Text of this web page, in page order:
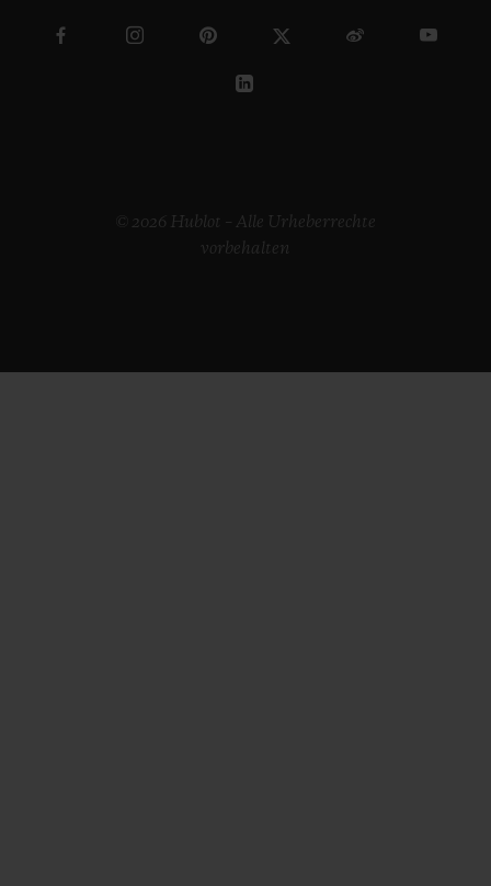
© 2026 Hublot – Alle Urheberrechte
vorbehalten